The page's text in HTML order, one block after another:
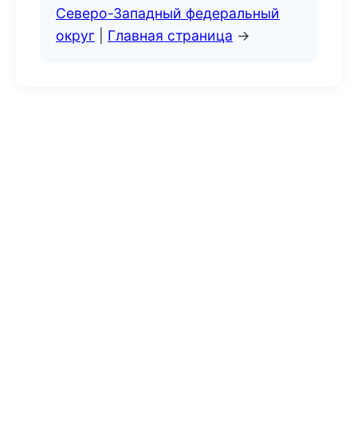
Северо-Западный федеральный
округ
Главная страница →